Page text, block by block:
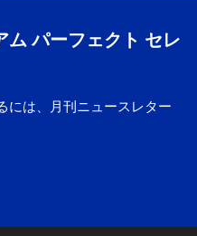
ム パーフェクト セレ
には、月刊ニュースレター